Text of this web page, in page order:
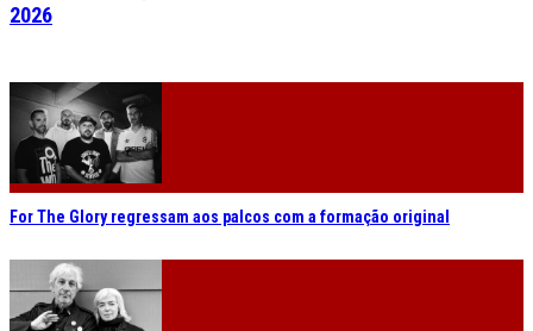
2026
For The Glory regressam aos palcos com a formação original